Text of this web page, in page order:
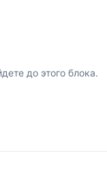
до этого блока.